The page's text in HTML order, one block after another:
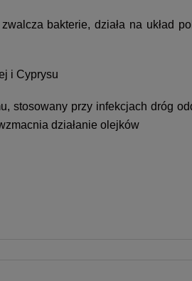
bakterie, działa na układ
i Cyprysu
stosowany przy infekcjach dróg
działanie olejków